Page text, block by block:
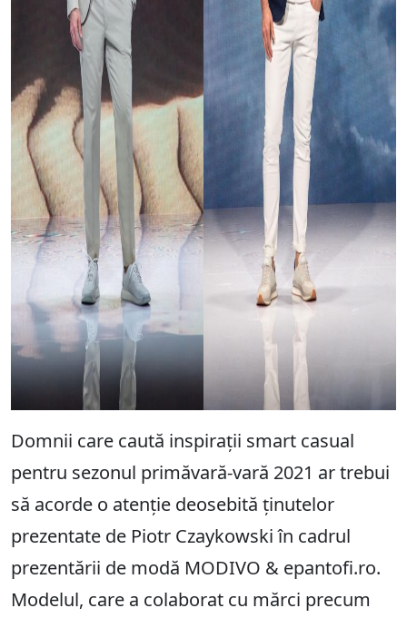
Domnii care caută inspirații smart casual
pentru sezonul primăvară-vară 2021 ar trebui
să acorde o atenție deosebită ținutelor
prezentate de Piotr Czaykowski în cadrul
prezentării de modă MODIVO & epantofi.ro.
Modelul, care a colaborat cu mărci precum